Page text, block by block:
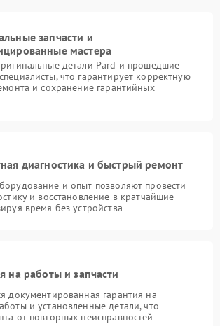
запчасти и
мастера
детали Pard и прошедшие
что гарантирует корректную
и сохранение гарантийных
диагностика и быстрый ремонт
и опыт позволяют провести
и восстановление в кратчайшие
время без устройства
на работы и запчасти
документированная гарантия на
и установленные детали, что
от повторных неисправностей